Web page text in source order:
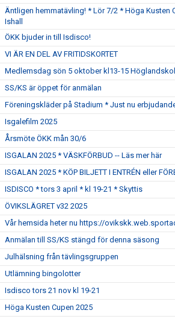
Äntligen hemmatävling! * Lör 7/2 * Höga Kusten
Ishall
ÖKK bjuder in till Isdisco!
VI ÄR EN DEL AV FRITIDSKORTET
Medlemsdag sön 5 oktober kl13-15
SS/KS är öppet för anmälan
Föreningskläder på Stadium * Just nu
Isgalefilm 2025
Årsmöte ÖKK mån 30/6
ISGALAN 2025 * VÄSKFÖRBUD -- Läs mer här
ISGALAN 2025 * KÖP BILJETT I ENTRÉN eller
ISDISCO * tors 3 april * kl 19-21 * Skyttis
ÖVIKSLÄGRET v32 2025
Vår hemsida heter nu https://
Anmälan till SS/KS stängd för denna säsong
Julhälsning från tävlingsgruppen
Utlämning bingolotter
Isdisco tors 21 nov kl 19-21
Höga Kusten Cupen 2025